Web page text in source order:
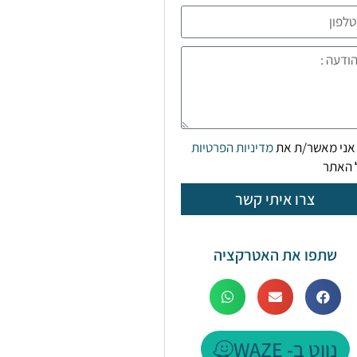
אני מאשר/ת אתמדיניות הפרטיות
האתר
צרו איתי קשר
שתפו את האטרקציה
נווט ב- WAZE